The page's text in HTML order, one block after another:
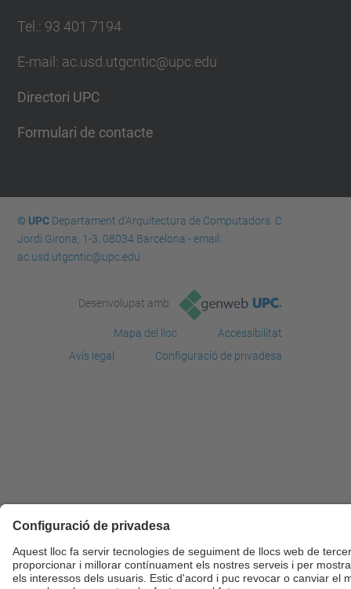
Tel.: 93 401 7194
E-mail: ac.usd.utgcntic@upc.edu
Directori UPC
Formulari de contacte
© UPCDepartament d'Arquitectura de Computadors. C.
Jordi Girona, 1-3. 08034 Barcelona - email:
ac.usd.utgcntic@upc.edu
Desenvolupat amb
Mapa del lloc
Accessibilitat
Avís legal
Configuració de privadesa